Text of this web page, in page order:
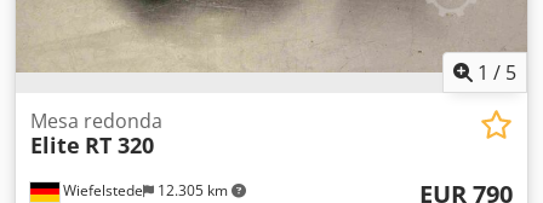
1 / 5
Wiefelstede 12.305 km
Mesa redonda
Elite RT 320
EUR 790